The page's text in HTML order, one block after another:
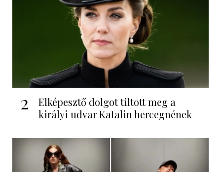
2
Elképesztő dolgot tiltott meg a
királyi udvar Katalin hercegnének